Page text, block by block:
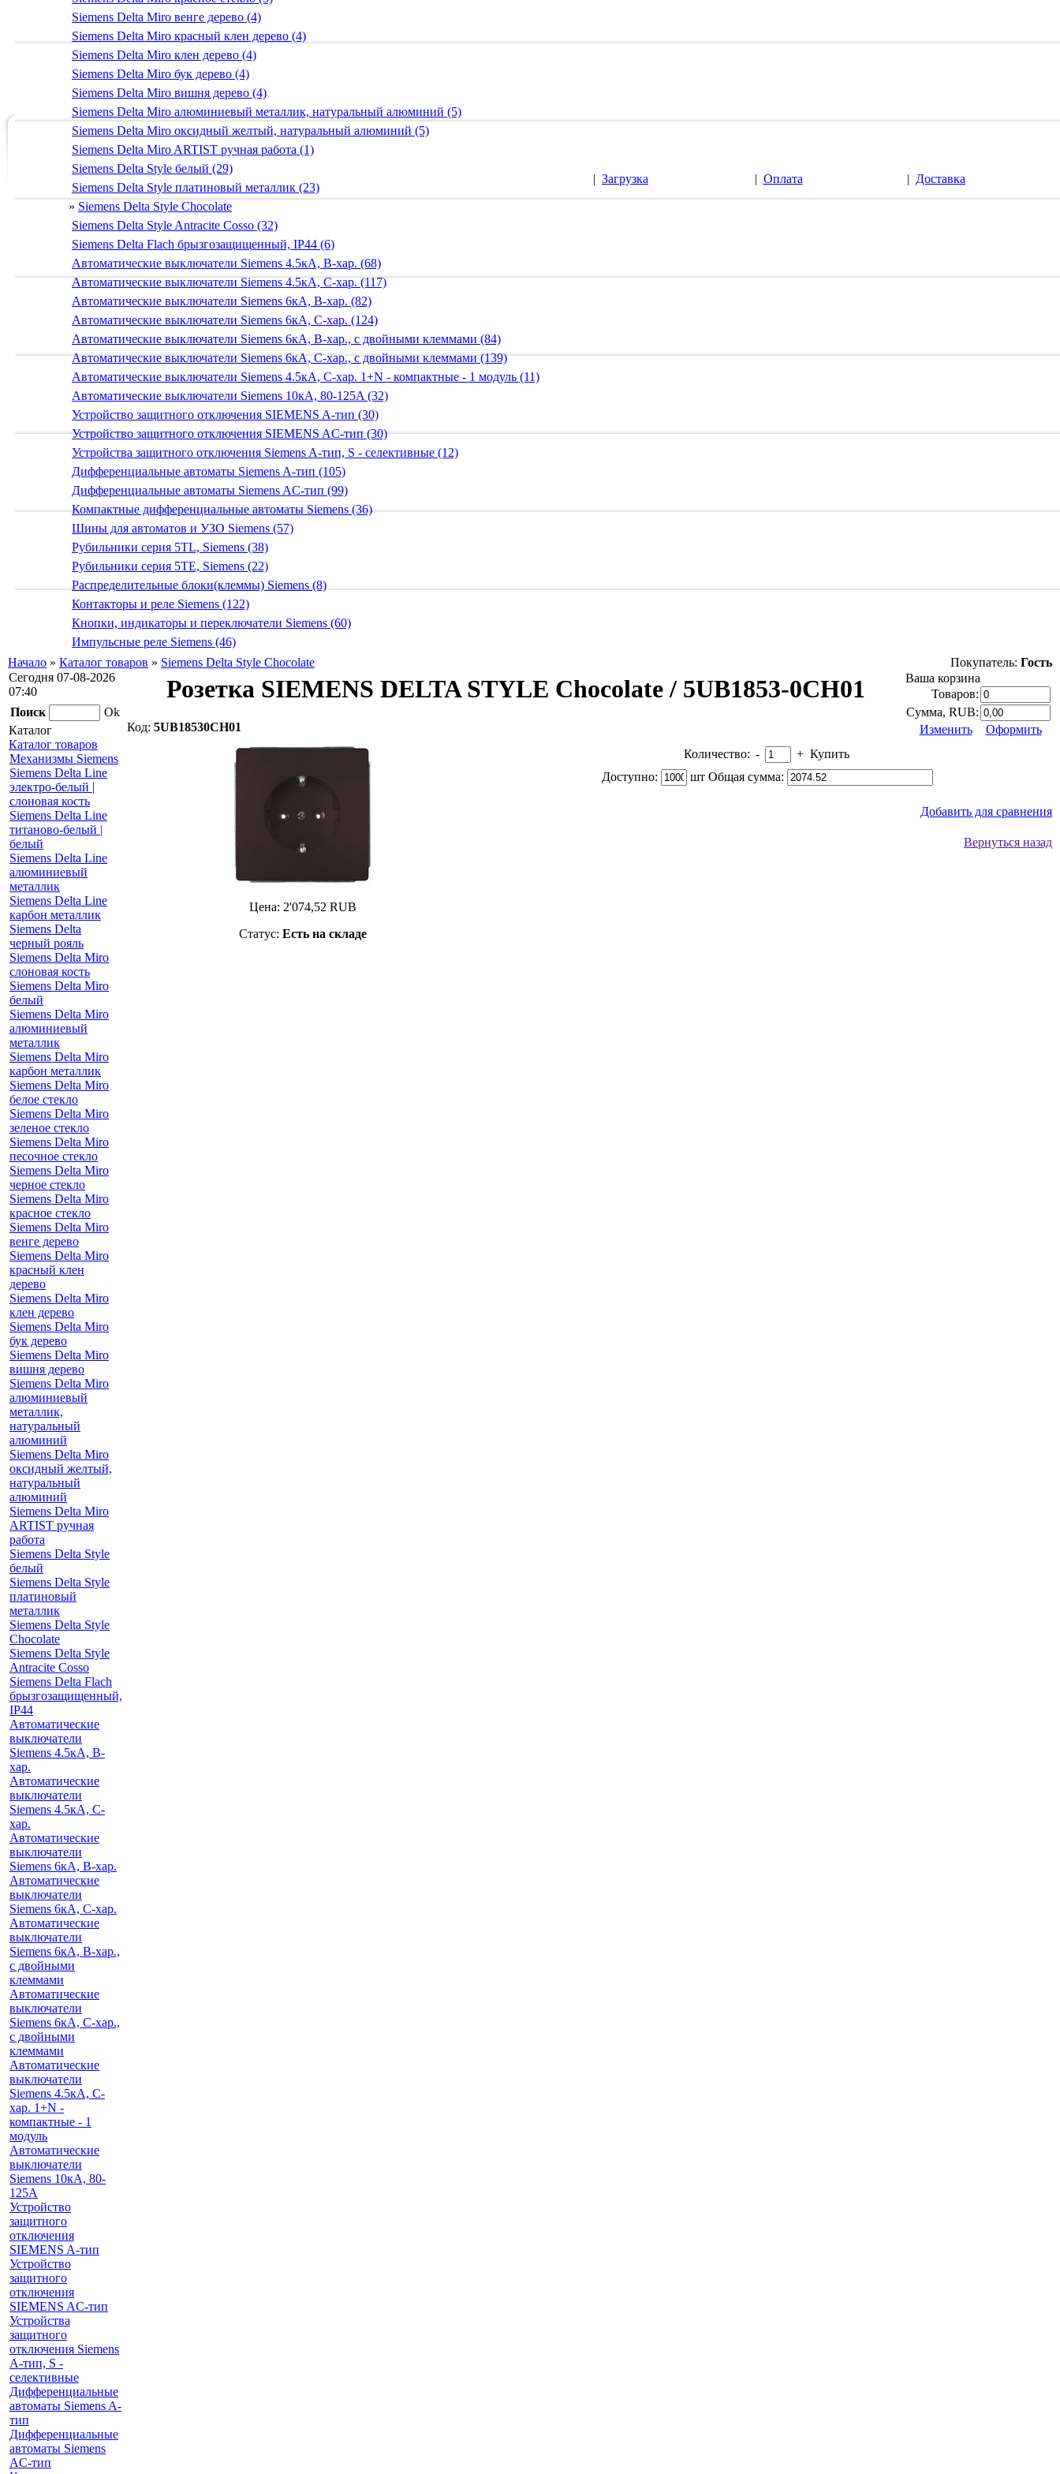
Siemens Delta Miro венге дерево (4)
Siemens Delta Miro красный клен дерево (4)
Siemens Delta Miro клен дерево (4)
Siemens Delta Miro бук дерево (4)
Siemens Delta Miro вишня дерево (4)
Siemens Delta Miro алюминиевый металлик, натуральный алюминий (5)
Siemens Delta Miro оксидный желтый, натуральный алюминий (5)
Siemens Delta Miro ARTIST ручная работа (1)
Siemens Delta Style белый (29)
Siemens Delta Style платиновый металлик (23)
» Siemens Delta Style Chocolate
Siemens Delta Style Antracite Cosso (32)
Siemens Delta Flach брызгозащищенный, IP44 (6)
Автоматические выключатели Siemens 4.5кА, B-хар. (68)
Автоматические выключатели Siemens 4.5кА, C-хар. (117)
Автоматические выключатели Siemens 6кА, B-хар. (82)
Автоматические выключатели Siemens 6кА, С-хар. (124)
Автоматические выключатели Siemens 6кА, B-хар., с двойными клеммами (84)
Автоматические выключатели Siemens 6кА, C-хар., с двойными клеммами (139)
Автоматические выключатели Siemens 4.5кА, C-хар. 1+N - компактные - 1 модуль (11)
Автоматические выключатели Siemens 10кА, 80-125A (32)
Устройство защитного отключения SIEMENS A-тип (30)
Устройство защитного отключения SIEMENS AС-тип (30)
Устройства защитного отключения Siemens A-тип, S - селективные (12)
Дифференциальные автоматы Siemens A-тип (105)
Дифференциальные автоматы Siemens AС-тип (99)
Компактные дифференциальные автоматы Siemens (36)
Шины для автоматов и УЗО Siemens (57)
Рубильники серия 5TL, Siemens (38)
Рубильники серия 5TE, Siemens (22)
Распределительные блоки(клеммы) Siemens (8)
Контакторы и реле Siemens (122)
Кнопки, индикаторы и переключатели Siemens (60)
Импульсные реле Siemens (46)
| Загрузка | Оплата | Доставка
Начало » Каталог товаров » Siemens Delta Style Chocolate Покупатель: Гость
Сегодня 07-08-2026
07:40
Поиск
Ok
Каталог
Каталог товаров
Механизмы Siemens
Siemens Delta Line
электро-белый |
слоновая кость
Siemens Delta Line
титаново-белый |
белый
Siemens Delta Line
алюминиевый
металлик
Siemens Delta Line
карбон металлик
Siemens Delta
черный рояль
Siemens Delta Miro
слоновая кость
Siemens Delta Miro
белый
Siemens Delta Miro
алюминиевый
металлик
Siemens Delta Miro
карбон металлик
Siemens Delta Miro
белое стекло
Siemens Delta Miro
зеленое стекло
Siemens Delta Miro
песочное стекло
Siemens Delta Miro
черное стекло
Siemens Delta Miro
красное стекло
Siemens Delta Miro
венге дерево
Siemens Delta Miro
красный клен
дерево
Siemens Delta Miro
клен дерево
Siemens Delta Miro
бук дерево
Siemens Delta Miro
вишня дерево
Siemens Delta Miro
алюминиевый
металлик,
натуральный
алюминий
Siemens Delta Miro
оксидный желтый,
натуральный
алюминий
Siemens Delta Miro
ARTIST ручная
работа
Siemens Delta Style
белый
Siemens Delta Style
платиновый
металлик
Siemens Delta Style
Chocolate
Siemens Delta Style
Antracite Cosso
Siemens Delta Flach
брызгозащищенный,
IP44
Автоматические
выключатели
Siemens 4.5кА, B-
хар.
Автоматические
выключатели
Siemens 4.5кА, C-
хар.
Автоматические
выключатели
Siemens 6кА, B-хар.
Автоматические
выключатели
Siemens 6кА, С-хар.
Автоматические
выключатели
Siemens 6кА, B-хар.,
с двойными
клеммами
Автоматические
выключатели
Siemens 6кА, C-хар.,
с двойными
клеммами
Автоматические
выключатели
Siemens 4.5кА, C-
хар. 1+N -
компактные - 1
модуль
Автоматические
выключатели
Siemens 10кА, 80-
125A
Устройство
защитного
отключения
SIEMENS A-тип
Устройство
защитного
отключения
SIEMENS AС-тип
Устройства
защитного
отключения Siemens
A-тип, S -
селективные
Дифференциальные
автоматы Siemens A-
тип
Дифференциальные
автоматы Siemens
AС-тип
Розетка SIEMENS DELTA STYLE Chocolate / 5UB1853-0CH01
Код: 5UB18530CH01
Ваша корзина
Товаров:
Сумма, RUB:
Изменить
Оформить
Цена: 2'074,52 RUB
Статус: Есть на складе
Количество: - + Купить
Доступно:
шт Общая сумма:
Добавить для сравнения
Вернуться назад